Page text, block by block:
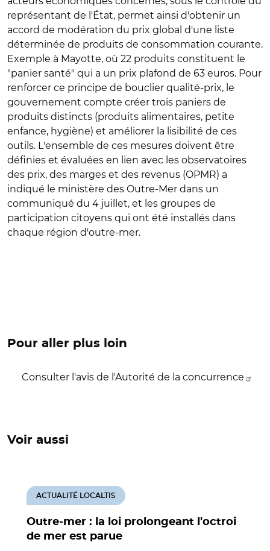
représentant de l'État, permet ainsi d'obtenir un
accord de modération du prix global d'une liste
déterminée de produits de consommation courante.
Exemple à Mayotte, où 22 produits constituent le
"panier santé" qui a un prix plafond de 63 euros. Pour
renforcer ce principe de bouclier qualité-prix, le
gouvernement compte créer trois paniers de
produits distincts (produits alimentaires, petite
enfance, hygiène) et améliorer la lisibilité de ces
outils. L'ensemble de ces mesures doivent être
définies et évaluées en lien avec les observatoires
des prix, des marges et des revenus (OPMR) a
indiqué le ministère des Outre-Mer dans un
communiqué du 4 juillet, et les groupes de
participation citoyens qui ont été installés dans
chaque région d'outre-mer.
Pour aller plus loin
Consulter l'avis de l'Autorité de la concurrence
Voir aussi
Outre-mer : la loi prolongeant l'octroi
de mer est parue
ACTUALITÉ LOCALTIS